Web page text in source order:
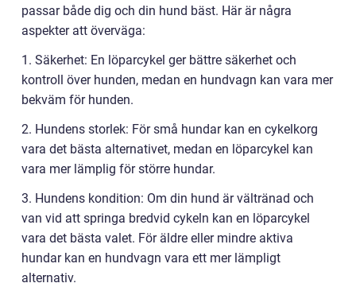
passar både dig och din hund bäst. Här är några
aspekter att överväga:
1. Säkerhet: En löparcykel ger bättre säkerhet och
kontroll över hunden, medan en hundvagn kan vara mer
bekväm för hunden.
2. Hundens storlek: För små hundar kan en cykelkorg
vara det bästa alternativet, medan en löparcykel kan
vara mer lämplig för större hundar.
3. Hundens kondition: Om din hund är vältränad och
van vid att springa bredvid cykeln kan en löparcykel
vara det bästa valet. För äldre eller mindre aktiva
hundar kan en hundvagn vara ett mer lämpligt
alternativ.